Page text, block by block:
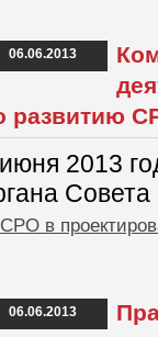
06.06.2013
развитию
2013
Совета
СРО в
06.06.2013